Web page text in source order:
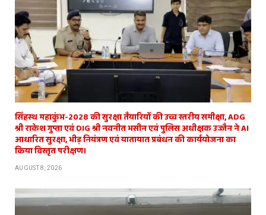
सिंहस्थ महाकुंभ-2028 की सुरक्षा तैयारियों की उच्च स्तरीय समीक्षा, ADG
श्री राकेश गुप्ता एवं DIG श्री नवनीत भसीन एवं पुलिस अधीक्षक उज्जैन ने AI
आधारित सुरक्षा, भीड़ नियंत्रण एवं यातायात प्रबंधन की कार्ययोजना का
किया विस्तृत परीक्षण।
AUGUST 8, 2026